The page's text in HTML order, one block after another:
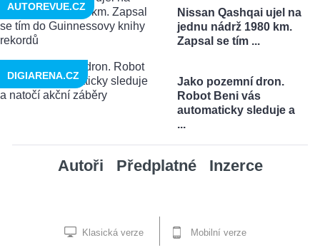
Nissan Qashqai ujel na
jednu nádrž 1980 km.
Zapsal se tím ...
AUTOREVUE.CZ
Jako pozemní dron.
Robot Beni vás
automaticky sleduje a
...
DIGIARENA.CZ
Autoři Předplatné Inzerce
Klasická verze Mobilní verze